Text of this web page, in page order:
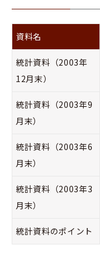
資料名
統計資料（2003年
12月末）
統計資料（2003年9
月末）
統計資料（2003年6
月末）
統計資料（2003年3
月末）
統計資料のポイント